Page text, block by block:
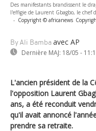
Des manifestants brandissent le
l'effigie de Laurent Gbagbo, le chef
- Copyright © africanews
By Ali Bamba avec AP
Dernière MAJ: 18/05 -
L'ancien président de la
l'opposition Laurent
ans, a été reconduit
qu'il avait annoncé
prendre sa retraite.